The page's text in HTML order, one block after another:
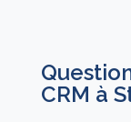
CRM à